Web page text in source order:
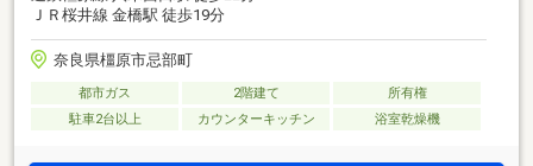
ＪＲ桜井線 金橋駅 徒歩19分
奈良県橿原市忌部町
都市ガス 2階建て
所有権
駐車2台以上
カウンターキッチン 浴室乾燥機